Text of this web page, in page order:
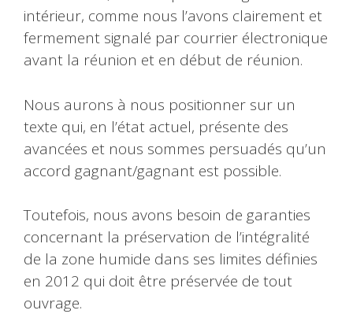
intérieur, comme nous l’avons clairement et
fermement signalé par courrier électronique
avant la réunion et en début de réunion.
Nous aurons à nous positionner sur un
texte qui, en l’état actuel, présente des
avancées et nous sommes persuadés qu’un
accord gagnant/gagnant est possible.
Toutefois, nous avons besoin de garanties
concernant la préservation de l’intégralité
de la zone humide dans ses limites définies
en 2012 qui doit être préservée de tout
ouvrage.